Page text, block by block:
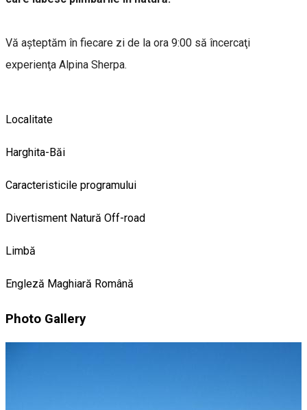
Vă aşteptăm în fiecare zi de la ora 9:00 să încercaţi
experienţa Alpina Sherpa.
Localitate
Harghita-Băi
Caracteristicile programului
Divertisment Natură Off-road
Limbă
Engleză Maghiară Română
Photo Gallery